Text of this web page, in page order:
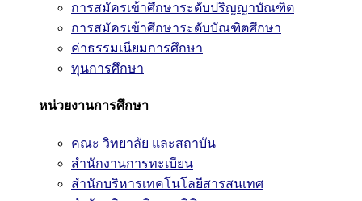
การสมัครเข้าศึกษาระดับปริญญาบัณฑิต
การสมัครเข้าศึกษาระดับบัณฑิตศึกษา
ค่าธรรมเนียมการศึกษา
ทุนการศึกษา
หน่วยงานการศึกษา
คณะ วิทยาลัย และสถาบัน
สำนักงานการทะเบียน
สำนักบริหารเทคโนโลยีสารสนเทศ